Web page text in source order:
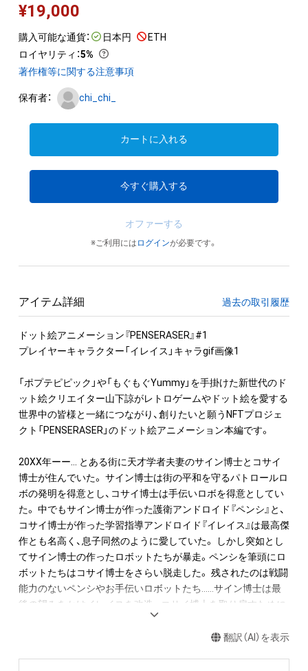
¥19,000
購入可能な通貨： 日本円
ETH
ロイヤリティ ：5%
著作権等に関する注意事項
保有者： chi_chi_
カートに入れる
今すぐ購入する
オファーする
※ご利用には ログインが必要です。
アイテム詳細 過去の取引履歴
ドット絵アニメーション『PENSERASER』#1
プレイヤーキャラクター「イレイス」キャラgif画像1
「ポプテピピック」や「もぐもぐYummy」を手掛けた新世代のド
ット絵クリエイター山下諒がレトロゲームやドット絵を愛する
世界中の皆様と一緒につながり、創りたいと願うNFTプロジェ
クト「PENSERASER」のドット絵アニメーション本編です。
20XX年ーー… とある街に天才学者夫妻のサイン博士とコサイ
博士が住んでいた。 サイン博士は街の平和を守るパトロールロ
ボの発明を得意とし、コサイ博士は手伝いロボを得意としてい
た。 中でもサイン博士が作った護衛アンドロイド『ペンシ』と、
コサイ博士が作った学習指導アンドロイド『イレイス』は最高傑
作とも名高く、息子同然のように愛していた。 しかし突如とし
てサイン博士の作ったロボットたちが暴走。ペンシを筆頭にロ
ボットたちはコサイ博士をさらい脱走した。 残されたのは戦闘
能力のないペンシやお手伝いロボットたち……サイン博士は最
後の望みをかけイレイスを改造。コサイ博士を取り戻すために
立ち上がった。 …これが壮大な戦いの幕開けだとは誰も知らず
にーー……  これは全世界のゲームプレイヤーなら一度は通る
翻訳（AI）を表示